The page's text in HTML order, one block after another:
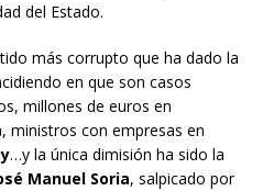
del Estado.
más corrupto que ha dado la
en que son casos
millones de euros en
ministros con empresas en
…y la única dimisión ha sido la
Manuel Soria, salpicado por